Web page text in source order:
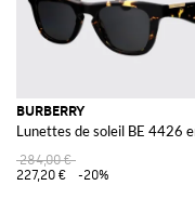
BURBERRY
Lunettes de soleil BE 4426
284,00 €
227,20 €
-20%